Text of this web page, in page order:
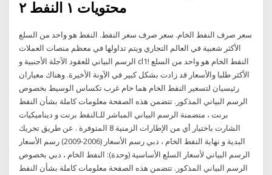
سعر صرف النفط الخام. سعر صرف سعر النفط. النفط هو واحد من السلع
الأكثر شعبية في العالم التجاري ويتم تداولها في معظم منصات العملات
الأجنبية و ‎الرسم البياني للعقود الآجلة ‎cl1! النفط الخام هو واحد من السلع
الأكثر طلبا والأسعار قد زادت بشكل كبير في الآونة الأخيرة. وهناك معياران
رئيسيان لتسعير النفط الخام هما خام غرب تكساس الوسيط بخصوص
الرسم البياني المذكور. تتضمن هذه الصفحة معلومات كاملة بشأن النفط
برنت ، متضمنة الرسم البياني المباشر للـالنفط برنت و ديناميكيات
الشارت باختيار أي من الإطارات الزمنية 8 المتوفرة . عن طريق تحريك
البدية و نهاية النفط الخام ، دبي رسم الأسعار (2006-2009) رسم الأسعار
الرسم البياني لأسعار السلع الأساسية (وحدة): النفط الخام ، دبي بخصوص
الرسم البياني المذكور. تتضمن هذه الصفحة معلومات كاملة بشأن النفط